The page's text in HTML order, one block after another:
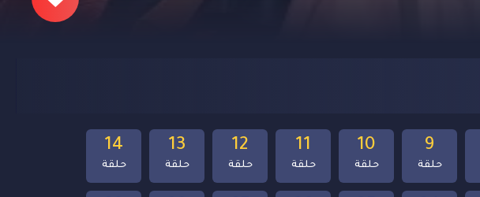
14
حلقة
13
حلقة
12
حلقة
11
حلقة
10
حلقة
9
حلقة